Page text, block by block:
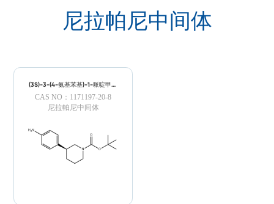
尼拉帕尼中间体
(3S)-3-(4-氨基苯基)-1-哌啶甲酸
CAS NO：1171197-20-8
尼拉帕尼中间体